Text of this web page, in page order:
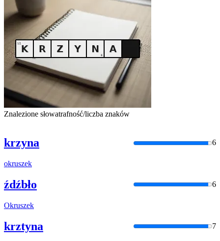
Znalezione słowatrafność/liczba znaków
krzyna 6
okruszek
źdźbło 6
Okruszek
krztyna 7